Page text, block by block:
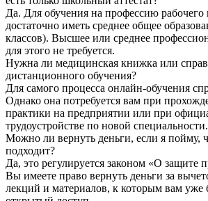
Да. Для обучения на профессию
достаточно иметь среднее общее
классов). Высшее или среднее
для этого не требуется.
Нужна ли медицинская книжка или
дистанционного обучения?
Для самого процесса онлайн-обучения
Однако она потребуется вам при
практики на предприятии или при
трудоустройстве по новой специальности.
Можно ли вернуть деньги, если я пойму,
подходит?
Да, это регулируется законом «О защите
Вы имеете право вернуть деньги за
лекций и материалов, к которым вам уже